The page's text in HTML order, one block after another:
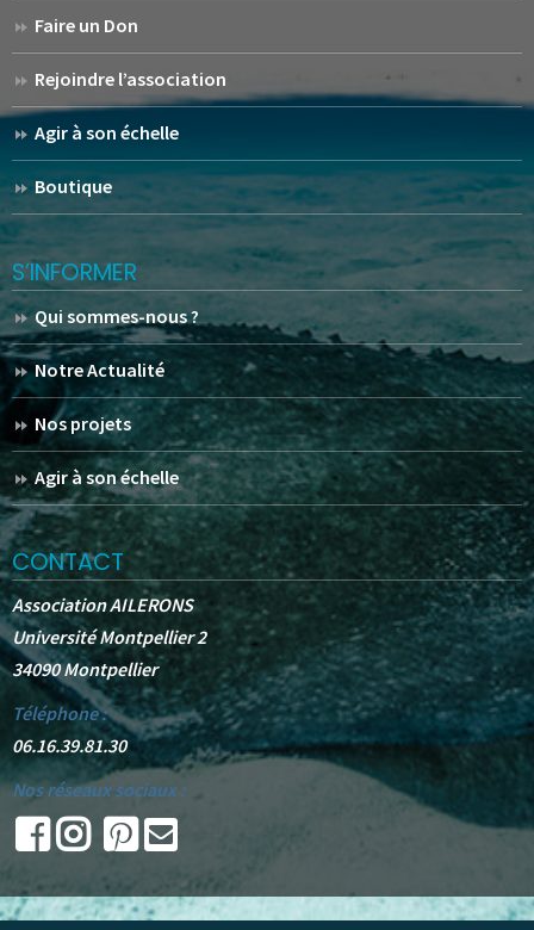
Faire un Don
Rejoindre l’association
Agir à son échelle
Boutique
S’INFORMER
Qui sommes-nous ?
Notre Actualité
Nos projets
Agir à son échelle
CONTACT
Association AILERONS
Université Montpellier 2
34090 Montpellier
Téléphone :
06.16.39.81.30
Nos réseaux sociaux :